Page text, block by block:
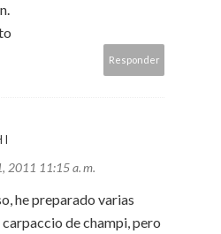
Responder
2011 11:15 a. m.
he preparado varias
carpaccio de champi, pero